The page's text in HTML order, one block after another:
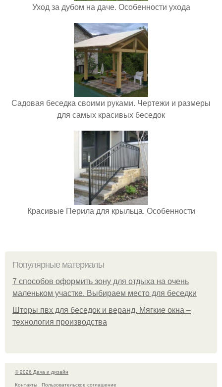
Уход за дубом на даче. Особенности ухода
Садовая беседка своими руками. Чертежи и размеры
для самых красивых беседок
Красивые Перила для крыльца. Особенности
Популярные материалы
7 способов оформить зону для отдыха на очень
маленьком участке. Выбираем место для беседки
Шторы пвх для беседок и веранд. Мягкие окна –
технология производства
© 2026 Дача и дизайн
Контакты
Пользовательское соглашение